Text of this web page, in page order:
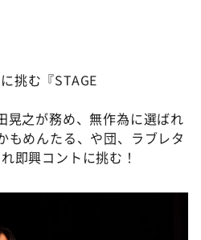
挑む『STAGE
晃之が務め、無作為に選ばれ
もめんたる、や団、ラブレタ
即興コントに挑む！